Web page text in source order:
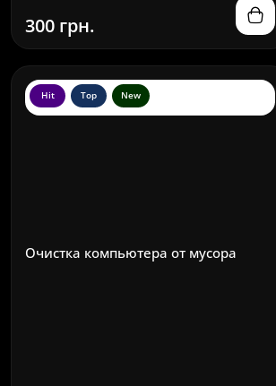
300 грн.
Hit Top New
Очистка компьютера от мусора